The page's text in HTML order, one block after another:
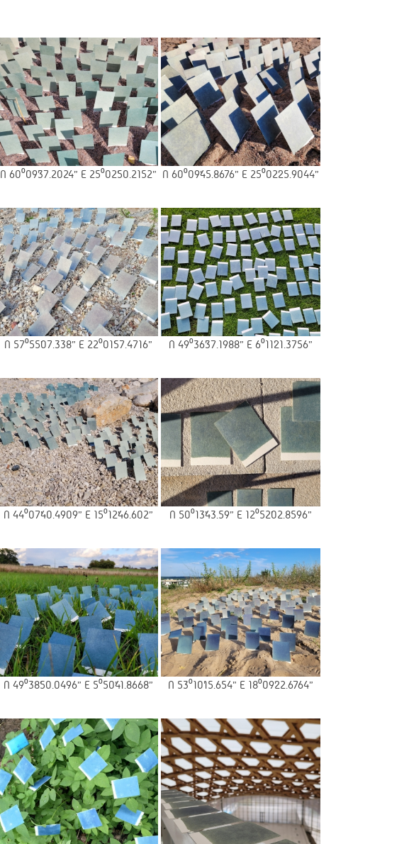
N 60⁰09’37.2024” E 25⁰02’50.2152” N 60⁰09’45.8676” E 25⁰02’25.9044”
N 57⁰55’07.338” E 22⁰01’57.4716” N 49⁰36’37.1988” E 6⁰11’21.3756”
N 44⁰07’40.4909” E 15⁰12’46.602” N 50⁰13’43.59” E 12⁰52’02.8596”
N 49⁰38’50.0496” E 5⁰50’41.8668” N 53⁰10’15.654” E 18⁰09’22.6764”